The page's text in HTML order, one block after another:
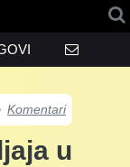
Komentari
u